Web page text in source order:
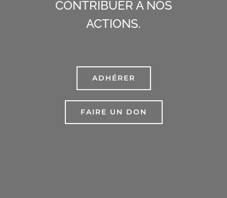
CONTRIBUER A NOS
ACTIONS.
ADHÉRER
FAIRE UN DON